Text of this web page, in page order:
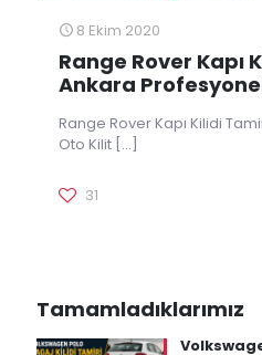
8 Ekim 2020
Range Rover Kapı
Ankara
Range Rover Kapı Kilidi
Oto Kilit […]
31
Tamamladıklarımız